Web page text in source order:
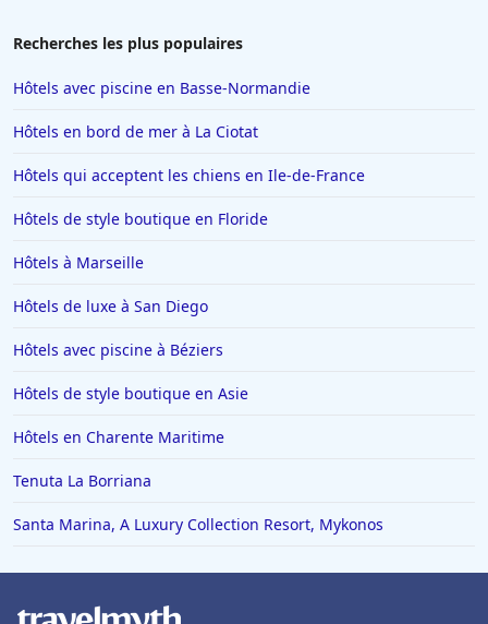
Recherches les plus populaires
Hôtels avec piscine en Basse-Normandie
Hôtels en bord de mer à La Ciotat
Hôtels qui acceptent les chiens en Ile-de-France
Hôtels de style boutique en Floride
Hôtels à Marseille
Hôtels de luxe à San Diego
Hôtels avec piscine à Béziers
Hôtels de style boutique en Asie
Hôtels en Charente Maritime
Tenuta La Borriana
Santa Marina, A Luxury Collection Resort, Mykonos